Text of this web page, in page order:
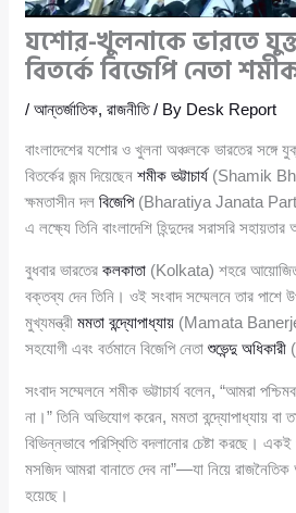
যশোর-খুলনাকে ভারতে
বিতর্কে বিজেপি নেতা শমীক
/আন্তর্জাতিক,রাজনীতি/ By Desk Report
বাংলাদেশের যশোর ও খুলনা অঞ্চলকে ভারতের সঙ্গে
বিতর্কের জন্ম দিয়েছেনশমীক ভট্টাচার্য(Shamik
ক্ষমতাসীন দলবিজেপি(Bharatiya Janata Party)-
এ লক্ষ্যে তিনি বাংলাদেশি হিন্দুদের সরাসরি
বুধবার ভারতেরকলকাতা (Kolkata) শহরে
বক্তব্য দেন তিনি। ওই সংবাদ সম্মেলনে তার পাশে
মুখ্যমন্ত্রীমমতা বন্দ্যোপাধ্যায় (Mamata
সহযোগী এবং বর্তমানে বিজেপি নেতাশুভেন্দু অধিকারী
সংবাদ সম্মেলনে শমীক ভট্টাচার্য বলেন, “আমরা
না।” তিনি অভিযোগ করেন, মমতা বন্দ্যোপাধ্যায় বা
বিভিন্নভাবে পরিস্থিতি বদলানোর চেষ্টা করছে। একই
মসজিদ আমরা বানাতে দেব না”—যা নিয়ে
হয়েছে।